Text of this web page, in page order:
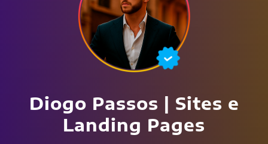
Diogo Passos | Sites e
Landing Pages